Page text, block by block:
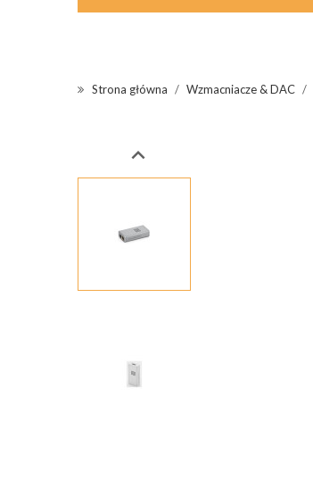
Strona główna Wzmacniacze & DAC
